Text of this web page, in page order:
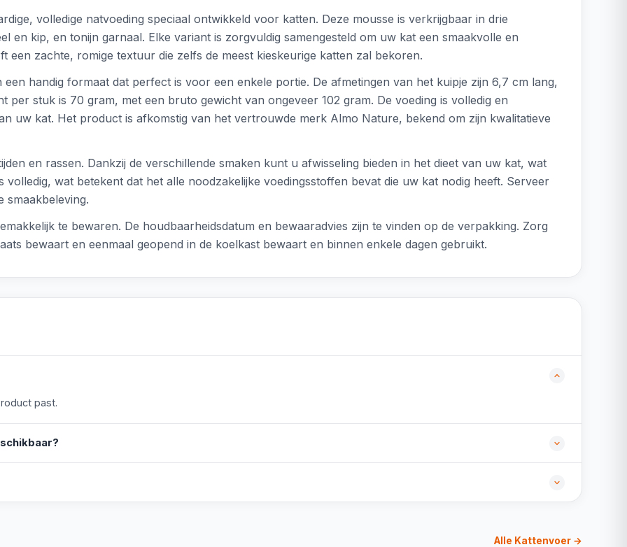
volledige natvoeding speciaal ontwikkeld voor katten. Deze mousse is verkrijgbaar in drie
en kip, en tonijn garnaal. Elke variant is zorgvuldig samengesteld om uw kat een smaakvolle en
een zachte, romige textuur die zelfs de meest kieskeurige katten zal bekoren.
handig formaat dat perfect is voor een enkele portie. De afmetingen van het kuipje zijn 6,7 cm lang,
stuk is 70 gram, met een bruto gewicht van ongeveer 102 gram. De voeding is volledig en
uw kat. Het product is afkomstig van het vertrouwde merk Almo Nature, bekend om zijn kwalitatieve
en rassen. Dankzij de verschillende smaken kunt u afwisseling bieden in het dieet van uw kat, wat
volledig, wat betekent dat het alle noodzakelijke voedingsstoffen bevat die uw kat nodig heeft. Serveer
smaakbeleving.
te bewaren. De houdbaarheidsdatum en bewaaradvies zijn te vinden op de verpakking. Zorg
bewaart en eenmaal geopend in de koelkast bewaart en binnen enkele dagen gebruikt.
past.
Alle Kattenvoer →